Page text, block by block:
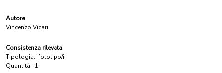
Autore
Vincenzo Vicari
Consistenza rilevata
Tipologia: fototipo/i
Quantità: 1